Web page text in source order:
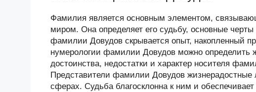
Фамилия является основным элементом,
миром. Она определяет его судьбу, основные
фамилии Довудов скрывается опыт, накопленный
нумерологии фамилии Довудов можно определить
достоинства, недостатки и характер носителя
Представители фамилии Довудов
сферах. Судьба благосклонна к ним и